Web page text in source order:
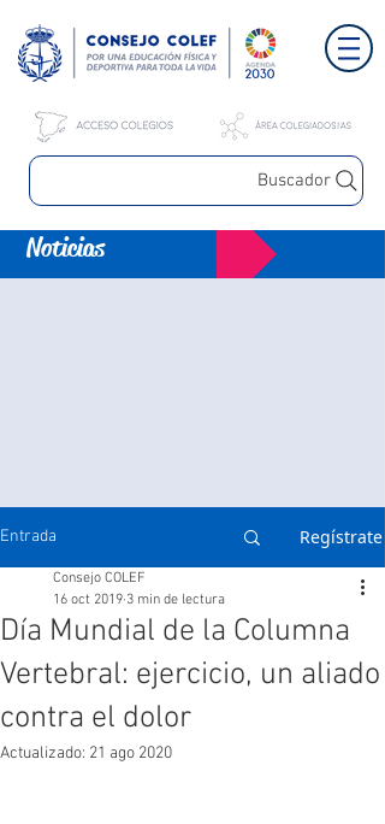
Buscador
Noticias
Entrada Regístrate
Día Mundial de la Columna
Vertebral: ejercicio, un aliado
contra el dolor
Consejo COLEF
16 oct 2019 3 min de lectura
Actualizado: 21 ago 2020